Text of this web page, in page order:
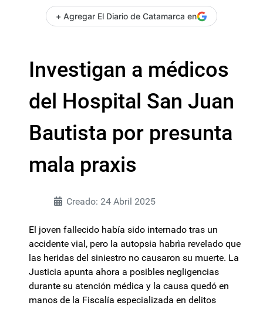
+ Agregar El Diario de Catamarca en
Investigan a médicos
del Hospital San Juan
Bautista por presunta
mala praxis
Creado: 24 Abril 2025
El joven fallecido había sido internado tras un
accidente vial, pero la autopsia habrìa revelado que
las heridas del siniestro no causaron su muerte. La
Justicia apunta ahora a posibles negligencias
durante su atención médica y la causa quedó en
manos de la Fiscalía especializada en delitos